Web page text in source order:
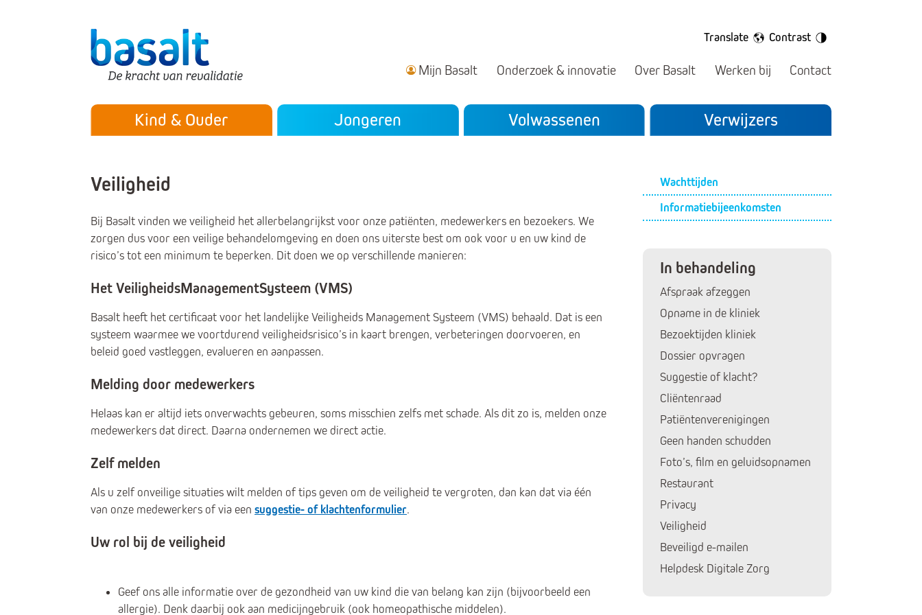
Translate
Contrast
Mijn Basalt Onderzoek & innovatie Over Basalt Werken bij Contact
Hoofdmenu
Kind & Ouder Jongeren Volwassenen Verwijzers
Veiligheid
Bij Basalt vinden we veiligheid het allerbelangrijkst voor onze patiënten, medewerkers en bezoekers. We
zorgen dus voor een veilige behandelomgeving en doen ons uiterste best om ook voor u en uw kind de
risico’s tot een minimum te beperken. Dit doen we op verschillende manieren:
Het VeiligheidsManagementSysteem (VMS)
Basalt heeft het certificaat voor het landelijke Veiligheids Management Systeem (VMS) behaald. Dat is een
systeem waarmee we voortdurend veiligheidsrisico’s in kaart brengen, verbeteringen doorvoeren, en
beleid goed vastleggen, evalueren en aanpassen.
Melding door medewerkers
Helaas kan er altijd iets onverwachts gebeuren, soms misschien zelfs met schade. Als dit zo is, melden onze
medewerkers dat direct. Daarna ondernemen we direct actie.
Zelf melden
Als u zelf onveilige situaties wilt melden of tips geven om de veiligheid te vergroten, dan kan dat via één
van onze medewerkers of via een suggestie- of klachtenformulier.
Uw rol bij de veiligheid
Geef ons alle informatie over de gezondheid van uw kind die van belang kan zijn (bijvoorbeeld een
allergie). Denk daarbij ook aan medicijngebruik (ook homeopathische middelen).
Submenu
Wachttijden
Informatiebijeenkomsten
In behandeling
Afspraak afzeggen
Opname in de kliniek
Bezoektijden kliniek
Dossier opvragen
Suggestie of klacht?
Cliëntenraad
Patiëntenverenigingen
Geen handen schudden
Foto’s, film en geluidsopnamen
Restaurant
Privacy
Huidige pagina:
Veiligheid
Beveiligd e-mailen
Helpdesk Digitale Zorg